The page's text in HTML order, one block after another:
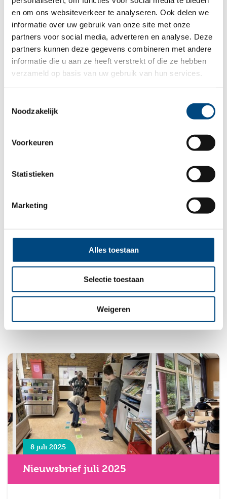
en om ons websiteverkeer te analyseren. Ook delen we
informatie over uw gebruik van onze site met onze
partners voor social media, adverteren en analyse. Deze
partners kunnen deze gegevens combineren met andere
informatie die u aan ze heeft verstrekt of die ze hebben
verzameld op basis van uw gebruik van hun services.
Noodzakelijk
Voorkeuren
Statistieken
Marketing
Alles toestaan
Selectie toestaan
Weigeren
23 maart 2026
6 januari 2026
Nieuwsbrief december 2025
De beste wensen voor 2026
8 juli 2025
Nieuwsbrief juli 2025